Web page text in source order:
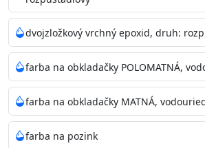
dvojzložkový vrchný epoxid, druh:
farba na obkladačky POLOMATNÁ,
farba na obkladačky MATNÁ,
farba na pozink